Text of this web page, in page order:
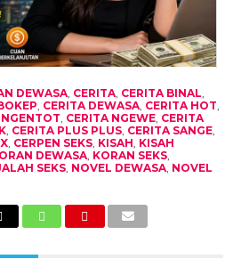
DEWASA, CERITA, CERITA BINAL
CERITA DEWASA, CERITA HOT
CERITA NGEWE, CERITA
, CERITA PLUS PLUS, CERITA SANGE,
, CERPEN SEKS, KISAH KISAH
DEWASA, KORAN SEKS,
SEKS, NOVEL DEWASA, NOVEL